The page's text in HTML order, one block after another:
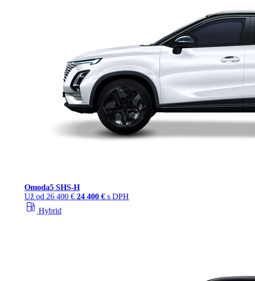
Omoda5 SHS‑H
Už od 26 400 € 24 400 € s DPH
local_gas_station Hybrid